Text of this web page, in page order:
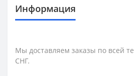
Информация
Мы доставляем заказы по всей
СНГ.